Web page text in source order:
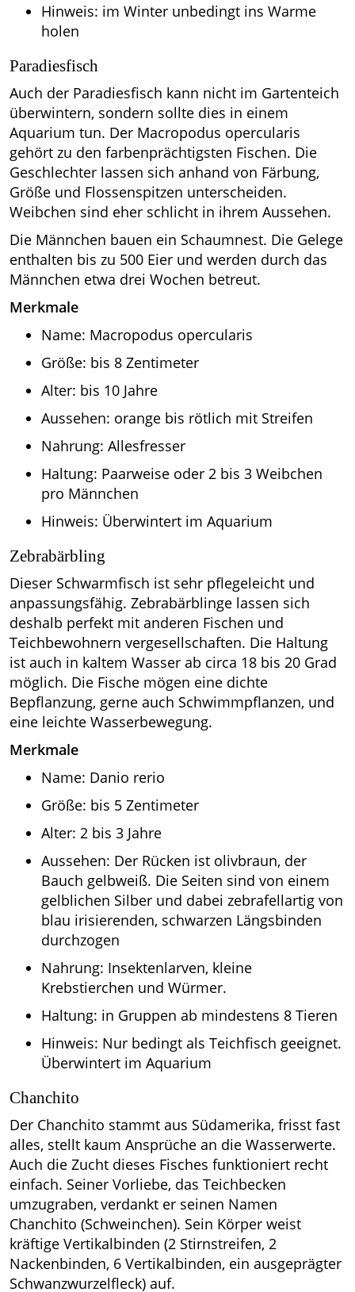
Hinweis: im Winter unbedingt ins Warme
holen
Paradiesfisch
Auch der Paradiesfisch kann nicht im Gartenteich
überwintern, sondern sollte dies in einem
Aquarium tun. Der Macropodus opercularis
gehört zu den farbenprächtigsten Fischen. Die
Geschlechter lassen sich anhand von Färbung,
Größe und Flossenspitzen unterscheiden.
Weibchen sind eher schlicht in ihrem Aussehen.
Die Männchen bauen ein Schaumnest. Die Gelege
enthalten bis zu 500 Eier und werden durch das
Männchen etwa drei Wochen betreut.
Merkmale
Name: Macropodus opercularis
Größe: bis 8 Zentimeter
Alter: bis 10 Jahre
Aussehen: orange bis rötlich mit Streifen
Nahrung: Allesfresser
Haltung: Paarweise oder 2 bis 3 Weibchen
pro Männchen
Hinweis: Überwintert im Aquarium
Zebrabärbling
Dieser Schwarmfisch ist sehr pflegeleicht und
anpassungsfähig. Zebrabärblinge lassen sich
deshalb perfekt mit anderen Fischen und
Teichbewohnern vergesellschaften. Die Haltung
ist auch in kaltem Wasser ab circa 18 bis 20 Grad
möglich. Die Fische mögen eine dichte
Bepflanzung, gerne auch Schwimmpflanzen, und
eine leichte Wasserbewegung.
Merkmale
Name: Danio rerio
Größe: bis 5 Zentimeter
Alter: 2 bis 3 Jahre
Aussehen: Der Rücken ist olivbraun, der
Bauch gelbweiß. Die Seiten sind von einem
gelblichen Silber und dabei zebrafellartig von
blau irisierenden, schwarzen Längsbinden
durchzogen
Nahrung: Insektenlarven, kleine
Krebstierchen und Würmer.
Haltung: in Gruppen ab mindestens 8 Tieren
Hinweis: Nur bedingt als Teichfisch geeignet.
Überwintert im Aquarium
Chanchito
Der Chanchito stammt aus Südamerika, frisst fast
alles, stellt kaum Ansprüche an die Wasserwerte.
Auch die Zucht dieses Fisches funktioniert recht
einfach. Seiner Vorliebe, das Teichbecken
umzugraben, verdankt er seinen Namen
Chanchito (Schweinchen). Sein Körper weist
kräftige Vertikalbinden (2 Stirnstreifen, 2
Nackenbinden, 6 Vertikalbinden, ein ausgeprägter
Schwanzwurzelfleck) auf.